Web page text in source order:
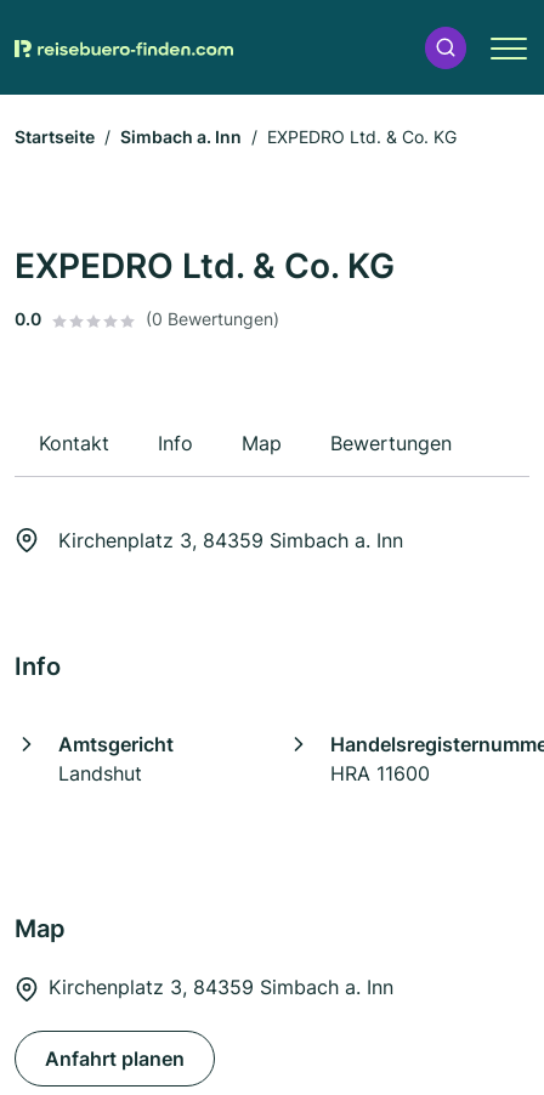
Startseite Simbach a. Inn EXPEDRO Ltd. & Co. KG
EXPEDRO Ltd. & Co. KG
0.0 (0 Bewertungen)
Kontakt Info Map Bewertungen
Kirchenplatz 3, 84359 Simbach a. Inn
Info
Amtsgericht
Landshut
HRA 11600
Map
Kirchenplatz 3, 84359 Simbach a. Inn
Anfahrt planen